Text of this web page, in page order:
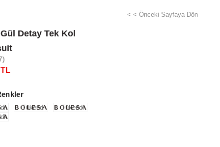
< < Önceki Sayfaya Dön
Detay Tek Kol
Tükendi
Tükendi